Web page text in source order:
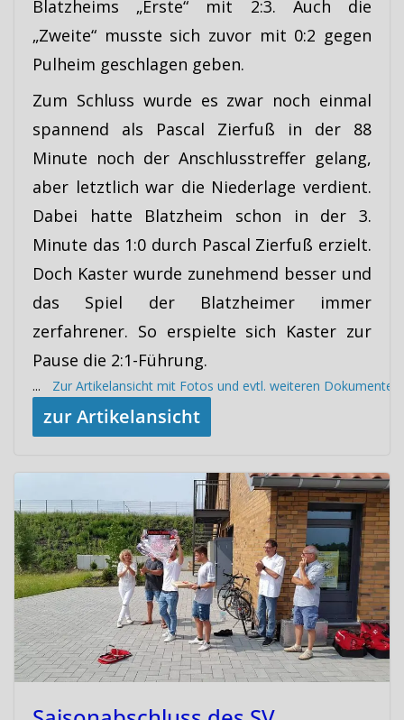
Blatzheims „Erste“ mit 2:3. Auch die
„Zweite“ musste sich zuvor mit 0:2 gegen
Pulheim geschlagen geben.
Zum Schluss wurde es zwar noch einmal
spannend als Pascal Zierfuß in der 88
Minute noch der Anschlusstreffer gelang,
aber letztlich war die Niederlage verdient.
Dabei hatte Blatzheim schon in der 3.
Minute das 1:0 durch Pascal Zierfuß erzielt.
Doch Kaster wurde zunehmend besser und
das Spiel der Blatzheimer immer
zerfahrener. So erspielte sich Kaster zur
Pause die 2:1-Führung.
...Zur Artikelansicht mit Fotos und evtl. weiteren Dokumenten
zur Artikelansicht